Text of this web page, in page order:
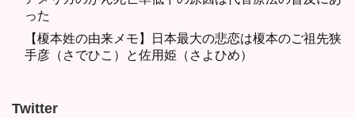
った
【榎本姓の由来メモ】日本最大の悲恋は榎本のご祖先狭
手彦（さでひこ）と佐用姫（さよひめ）
Twitter